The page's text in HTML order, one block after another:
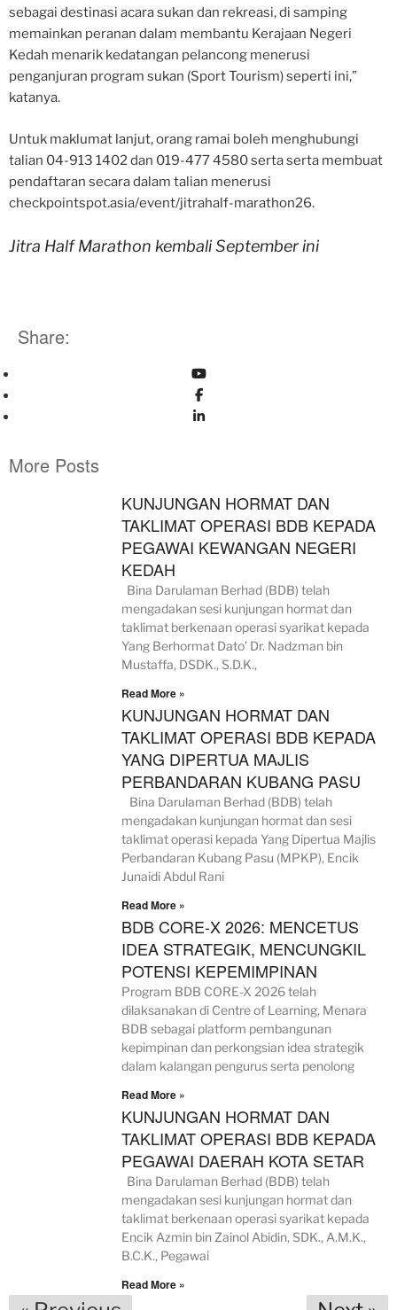
sebagai destinasi acara sukan dan rekreasi, di samping
memainkan peranan dalam membantu Kerajaan Negeri
Kedah menarik kedatangan pelancong menerusi
penganjuran program sukan (Sport Tourism) seperti ini,”
katanya.
Untuk maklumat lanjut, orang ramai boleh menghubungi
talian 04-913 1402 dan 019-477 4580 serta serta membuat
pendaftaran secara dalam talian menerusi
checkpointspot.asia/event/jitrahalf-marathon26.
Jitra Half Marathon kembali September ini
Share:
More Posts
KUNJUNGAN HORMAT DAN
TAKLIMAT OPERASI BDB KEPADA
PEGAWAI KEWANGAN NEGERI
KEDAH
Bina Darulaman Berhad (BDB) telah
mengadakan sesi kunjungan hormat dan
taklimat berkenaan operasi syarikat kepada
Yang Berhormat Dato’ Dr. Nadzman bin
Mustaffa, DSDK., S.D.K.,
Read More »
KUNJUNGAN HORMAT DAN
TAKLIMAT OPERASI BDB KEPADA
YANG DIPERTUA MAJLIS
PERBANDARAN KUBANG PASU
Bina Darulaman Berhad (BDB) telah
mengadakan kunjungan hormat dan sesi
taklimat operasi kepada Yang Dipertua Majlis
Perbandaran Kubang Pasu (MPKP), Encik
Junaidi Abdul Rani
Read More »
BDB CORE-X 2026: MENCETUS
IDEA STRATEGIK, MENCUNGKIL
POTENSI KEPEMIMPINAN
Program BDB CORE-X 2026 telah
dilaksanakan di Centre of Learning, Menara
BDB sebagai platform pembangunan
kepimpinan dan perkongsian idea strategik
dalam kalangan pengurus serta penolong
Read More »
KUNJUNGAN HORMAT DAN
TAKLIMAT OPERASI BDB KEPADA
PEGAWAI DAERAH KOTA SETAR
Bina Darulaman Berhad (BDB) telah
mengadakan sesi kunjungan hormat dan
taklimat berkenaan operasi syarikat kepada
Encik Azmin bin Zainol Abidin, SDK., A.M.K.,
B.C.K., Pegawai
Read More »